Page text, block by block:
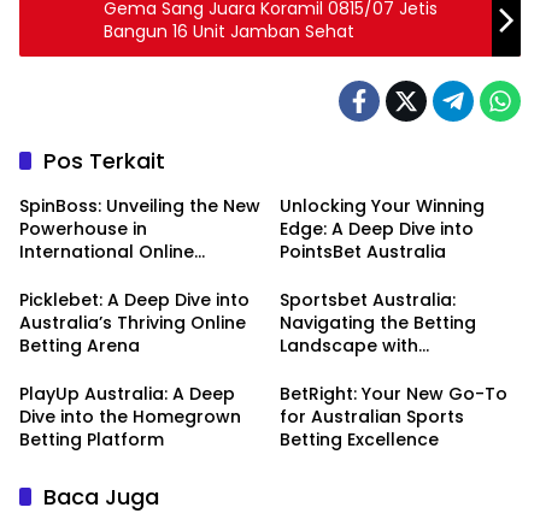
Gema Sang Juara Koramil 0815/07 Jetis
Bangun 16 Unit Jamban Sehat
Pos Terkait
SpinBoss: Unveiling the New
Powerhouse in
International Online
Unlocking Your Winning
Edge: A Deep Dive into
PointsBet Australia
Picklebet: A Deep Dive into
Australia’s Thriving Online
Betting Arena
Sportsbet Australia:
Navigating the Betting
Landscape with
PlayUp Australia: A Deep
Dive into the Homegrown
Betting Platform
BetRight: Your New Go-To
for Australian Sports
Betting Excellence
Baca Juga